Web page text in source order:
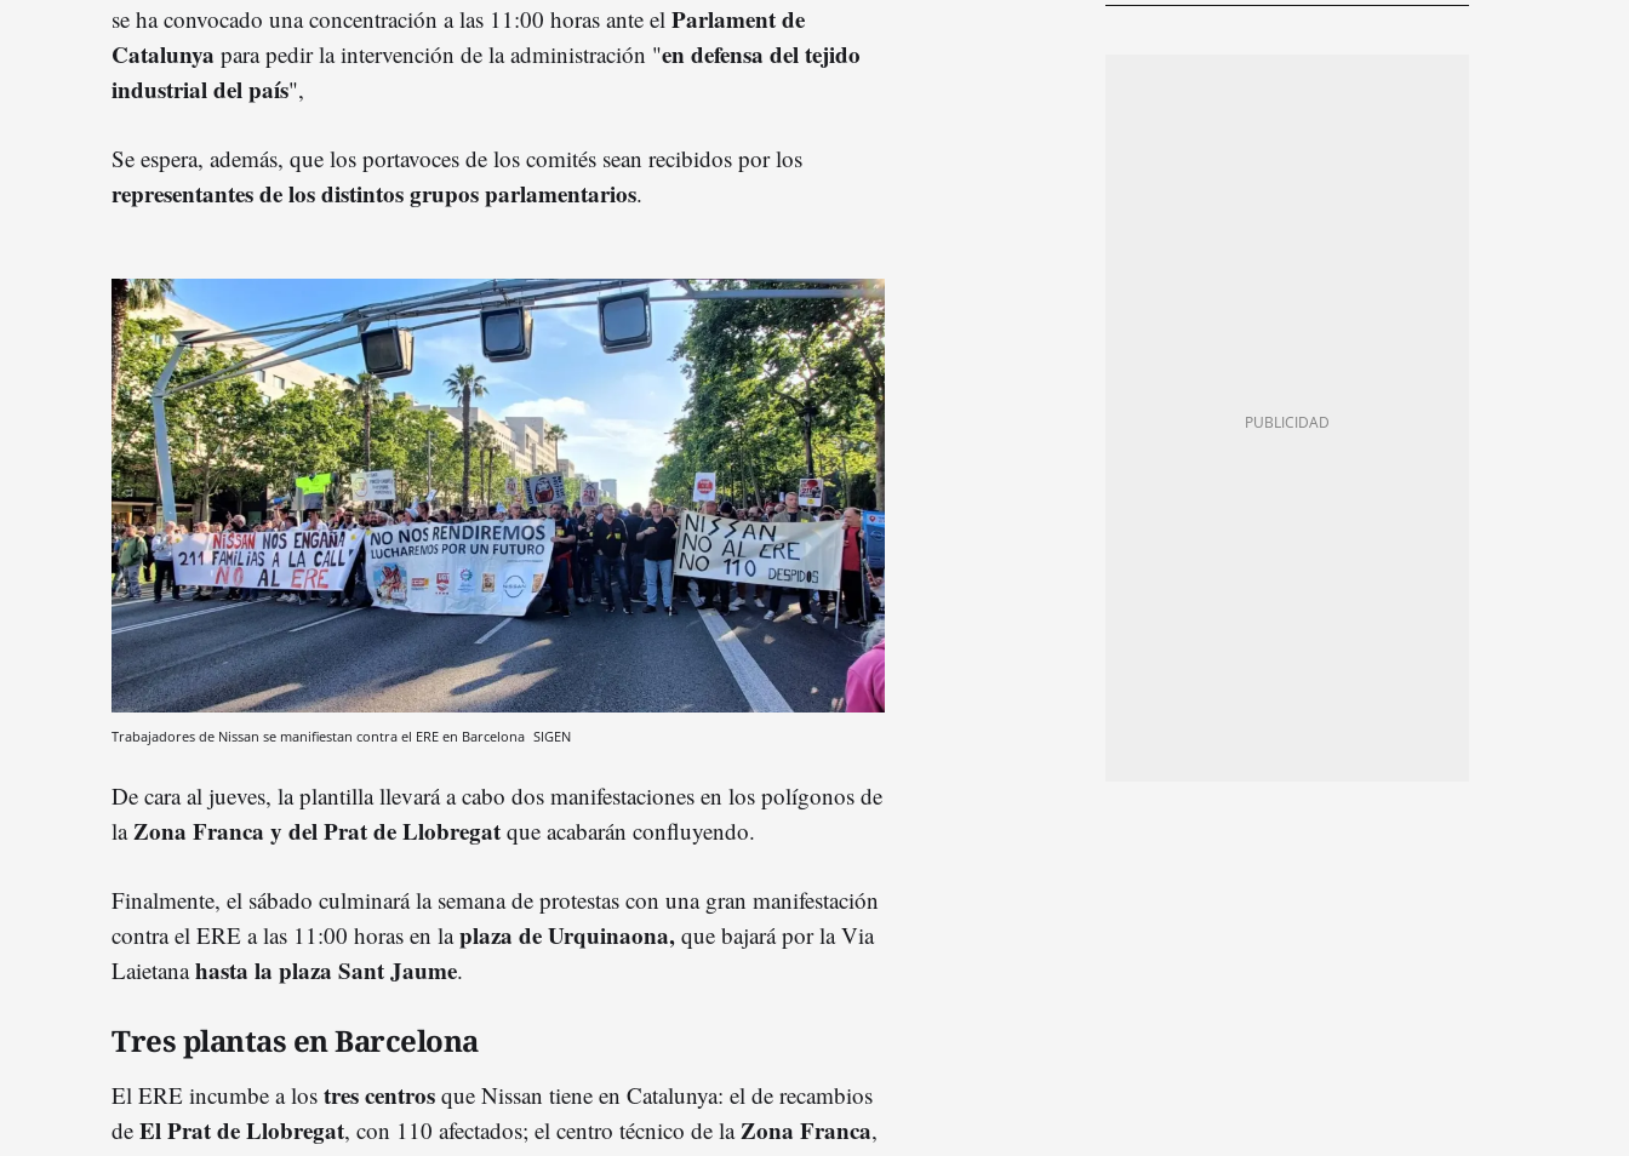
se ha convocado una concentración a las 11:00 horas ante el Parlament de
Catalunya para pedir la intervención de la administración "en defensa del tejido
industrial delpaís",
Se espera, además, que los portavoces de los comités sean recibidos por los
representantes de los distintos grupos parlamentarios.
Trabajadores de Nissan se manifiestan contra el ERE en Barcelona SIGEN
De cara al jueves, la plantilla llevará a cabo dos manifestaciones en los polígonos de
laZona Franca y del Prat deLlobregat que acabarán confluyendo.
Finalmente, el sábado culminará la semana de protestas con una gran manifestación
contra el ERE a las 11:00 horas en laplaza de Urquinaona, que bajará por la Via
Laietanahasta la plaza Sant Jaume.
Tres plantas en Barcelona
El ERE incumbe a los tres centros que Nissan tiene en Catalunya: el de recambios
de El Prat de Llobregat, con 110 afectados; el centro técnico de laZona Franca,